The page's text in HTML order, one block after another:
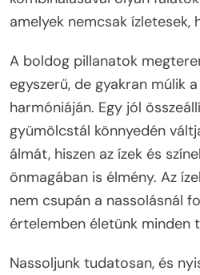
amelyek nemcsak ízletesek,
A boldog pillanatok
egyszerű, de gyakran múlik
harmóniáján. Egy jól
gyümölcstál könnyedén
álmát, hiszen az ízek és
önmagában is élmény. Az
nem csupán a nassolásnál
értelemben életünk minden
Nassoljunk tudatosan, és